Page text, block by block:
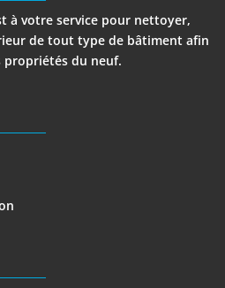
à votre service pour nettoyer,
de tout type de bâtiment afin
propriétés du neuf.